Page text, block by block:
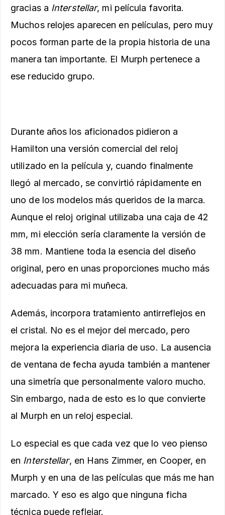
gracias a Interstellar, mi película favorita.
Muchos relojes aparecen en películas, pero muy
pocos forman parte de la propia historia de una
manera tan importante. El Murph pertenece a
ese reducido grupo.
Durante años los aficionados pidieron a
Hamilton una versión comercial del reloj
utilizado en la película y, cuando finalmente
llegó al mercado, se convirtió rápidamente en
uno de los modelos más queridos de la marca.
Aunque el reloj original utilizaba una caja de 42
mm, mi elección sería claramente la versión de
38 mm. Mantiene toda la esencia del diseño
original, pero en unas proporciones mucho más
adecuadas para mi muñeca.
Además, incorpora tratamiento antirreflejos en
el cristal. No es el mejor del mercado, pero
mejora la experiencia diaria de uso. La ausencia
de ventana de fecha ayuda también a mantener
una simetría que personalmente valoro mucho.
Sin embargo, nada de esto es lo que convierte
al Murph en un reloj especial.
Lo especial es que cada vez que lo veo pienso
en Interstellar, en Hans Zimmer, en Cooper, en
Murph y en una de las películas que más me han
marcado. Y eso es algo que ninguna ficha
técnica puede reflejar.